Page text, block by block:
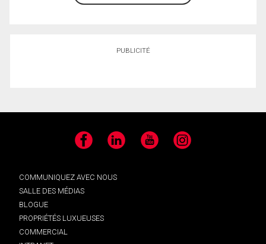
PUBLICITÉ
Facebook LinkedIn YouTube Instagram
COMMUNIQUEZ AVEC NOUS
SALLE DES MÉDIAS
BLOGUE
PROPRIÉTÉS LUXUEUSES
COMMERCIAL